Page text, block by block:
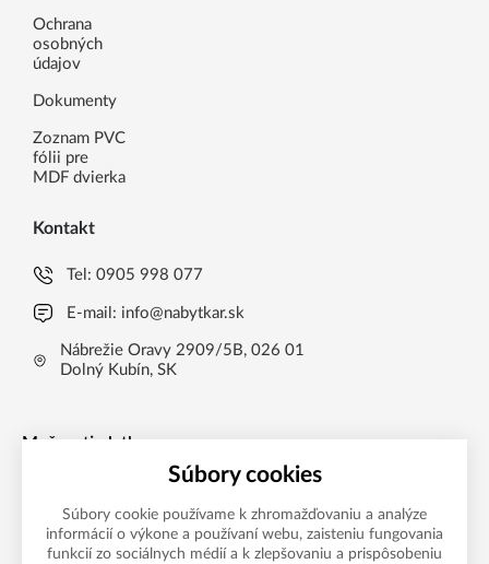
Ochrana
osobných
údajov
Dokumenty
Zoznam PVC
fólii pre
MDF dvierka
Kontakt
Tel:0905 998 077
E-mail: info@nabytkar.sk
Nábrežie Oravy 2909/5B, 026 01
Dolný Kubín, SK
Možnosti platby
Súbory cookies
Súbory cookie používame k zhromažďovaniu a analýze
informácií o výkone a používaní webu, zaisteniu fungovania
funkcií zo sociálnych médií a k zlepšovaniu a prispôsobeniu